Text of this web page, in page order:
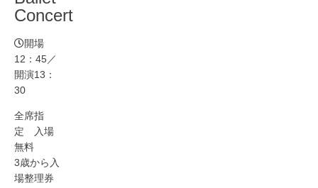
Concert
開場
12：45／
開演13：
30
全席指
定 入場
無料
3歳から入
場整理券